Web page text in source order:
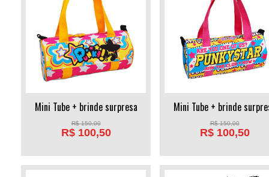
Mini Tube + brinde surpresa
R$150,00
R$ 100,50
Mini Tube + brinde
R$150,00
R$ 100,50